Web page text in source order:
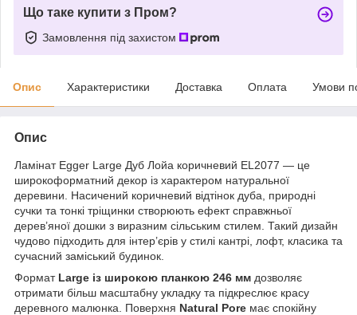
Що таке купити з Пром?
Замовлення під захистом
Опис Характеристики Доставка Оплата Умови
Опис
Ламінат Egger Large Дуб Лойа коричневий EL2077 — це
широкоформатний декор із характером натуральної
деревини. Насичений коричневий відтінок дуба, природні
сучки та тонкі тріщинки створюють ефект справжньої
дерев’яної дошки з виразним сільським стилем. Такий дизайн
чудово підходить для інтер’єрів у стилі кантрі, лофт, класика та
сучасний заміський будинок.
Формат Large із широкою планкою 246 мм дозволяє
отримати більш масштабну укладку та підкреслює красу
деревного малюнка. Поверхня Natural Pore має спокійну